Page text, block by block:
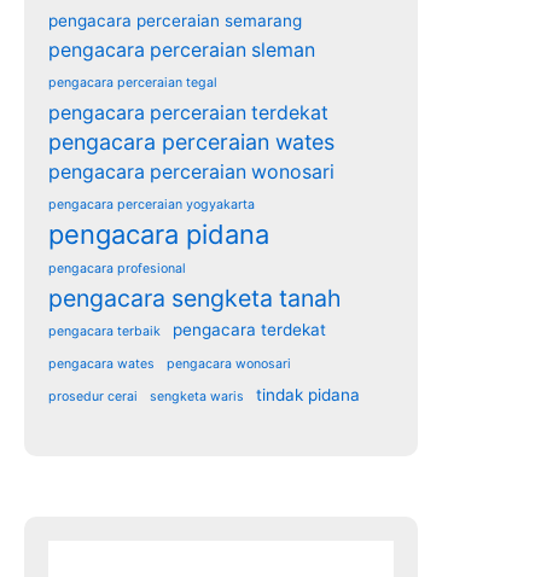
pengacara perceraian semarang
pengacara perceraian sleman
pengacara perceraian tegal
pengacara perceraian terdekat
pengacara perceraian wates
pengacara perceraian wonosari
pengacara perceraian yogyakarta
pengacara pidana
pengacara profesional
pengacara sengketa tanah
pengacara terbaik pengacara terdekat
pengacara wates pengacara wonosari
prosedur cerai sengketa waris tindak pidana